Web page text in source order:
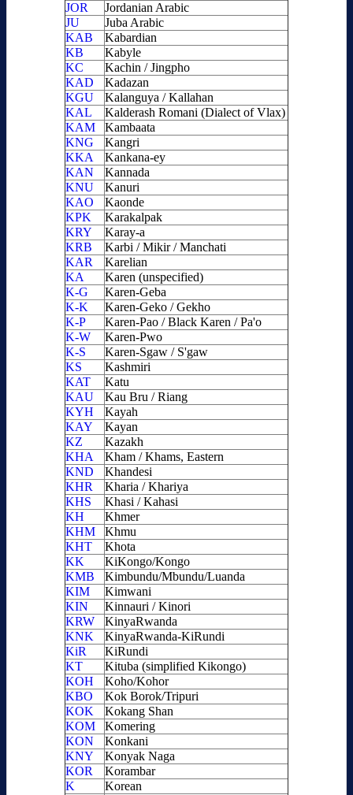
JOR
Jordanian Arabic
JU
Juba Arabic
KAB
Kabardian
KB
Kabyle
KC
Kachin / Jingpho
KAD
Kadazan
KGU
Kalanguya / Kallahan
KAL
Kalderash Romani (Dialect of Vlax)
KAM
Kambaata
KNG
Kangri
KKA
Kankana-ey
KAN
Kannada
KNU
Kanuri
KAO
Kaonde
KPK
Karakalpak
KRY
Karay-a
KRB
Karbi / Mikir / Manchati
KAR
Karelian
KA
Karen (unspecified)
K-G
Karen-Geba
K-K
Karen-Geko / Gekho
K-P
Karen-Pao / Black Karen / Pa'o
K-W
Karen-Pwo
K-S
Karen-Sgaw / S'gaw
KS
Kashmiri
KAT
Katu
KAU
Kau Bru / Riang
KYH
Kayah
KAY
Kayan
KZ
Kazakh
KHA
Kham / Khams, Eastern
KND
Khandesi
KHR
Kharia / Khariya
KHS
Khasi / Kahasi
KH
Khmer
KHM
Khmu
KHT
Khota
KK
KiKongo/Kongo
KMB
Kimbundu/Mbundu/Luanda
KIM
Kimwani
KIN
Kinnauri / Kinori
KRW
KinyaRwanda
KNK
KinyaRwanda-KiRundi
KiR
KiRundi
KT
Kituba (simplified Kikongo)
KOH
Koho/Kohor
KBO
Kok Borok/Tripuri
KOK
Kokang Shan
KOM
Komering
KON
Konkani
KNY
Konyak Naga
KOR
Korambar
K
Korean